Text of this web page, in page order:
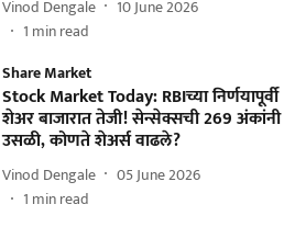
Vinod Dengale
10 June 2026
1 min read
Share Market
Stock Market Today: RBIच्या निर्णयापूर्वी
शेअर बाजारात तेजी! सेन्सेक्सची 269 अंकांनी
उसळी, कोणते शेअर्स वाढले?
Vinod Dengale
05 June 2026
1 min read